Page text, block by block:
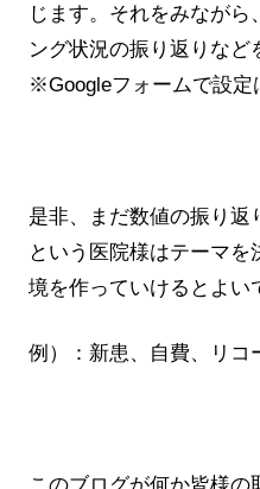
じます。それをみながら
ング状況の振り返りなど
※Googleフォームで設定
是非、まだ数値の振り返
という医院様はテーマ
境を作っていけるとよい
例）：新患、自費、リコ